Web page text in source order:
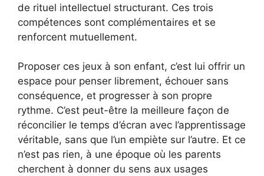
de rituel intellectuel structurant. Ces trois
compétences sont complémentaires et se
renforcent mutuellement.
Proposer ces jeux à son enfant, c’est lui offrir un
espace pour penser librement, échouer sans
conséquence, et progresser à son propre
rythme. C’est peut-être la meilleure façon de
réconcilier le temps d’écran avec l’apprentissage
véritable, sans que l’un empiète sur l’autre. Et ce
n’est pas rien, à une époque où les parents
cherchent à donner du sens aux usages